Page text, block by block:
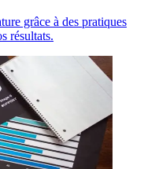
grâce à des pratiques
résultats.